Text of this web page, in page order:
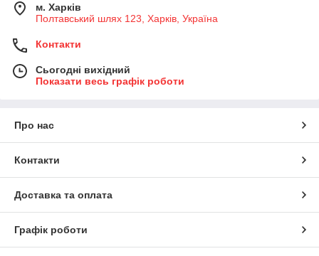
м. Харків
Полтавський шлях 123, Харків, Україна
Контакти
Сьогодні вихідний
Показати весь графік роботи
Про нас
Контакти
Доставка та оплата
Графік роботи